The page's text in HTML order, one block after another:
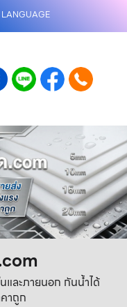
LANGUAGE
และภายนอก กันน้ำได้
าถูก